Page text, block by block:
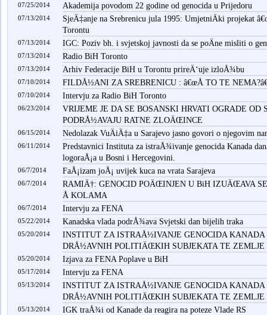
07/25/2014 Akademija povodom 22 godine od genocida u Prijedoru
07/13/2014
SjeÄ‡anje na Srebrenicu jula 1995: UmjetniÄki projekat
Torontu
07/13/2014 IGC: Poziv bh. i svjetskoj javnosti da se poÄne misliti o
07/13/2014 Radio BiH Toronto
07/13/2014 Arhiv Federacije BiH u Torontu prireÄ‘uje izloÅ¾bu
07/10/2014 FILDÅ½ANI ZA SREBRENICU : â€œÅ TO TE
07/10/2014 Intervju za Radio BiH Toronto
06/23/2014
VRIJEME JE DA SE BOSANSKI HRVATI OGRADE OD
PODRÅ½AVAJU RATNE ZLOÄŒINCE
06/15/2014 Nedolazak VuÄiÄ‡a u Sarajevo jasno govori o njegovim
06/11/2014
Predstavnici Instituta za istraÅ¾ivanje genocida Kanada
logoraÅ¡a u Bosni i Hercegovini.
06/7/2014 FaÅ¡izam joÅ¡ uvijek kuca na vrata Sarajeva
06/7/2014
RAMIÄ†: GENOCID POÄŒINJEN U BiH IZUÄŒAVA
Å KOLAMA
06/7/2014 Intervju za FENA
05/22/2014 Kanadska vlada podrÅ¾ava Svjetski dan bijelih traka
05/20/2014
INSTITUT ZA ISTRAÅ½IVANJE GENOCIDA
DRÅ½AVNIH POLITIÄŒKIH SUBJEKATA TE ZEMLJE
05/20/2014 Izjava za FENA Poplave u BiH
05/17/2014 Intervju za FENA
05/13/2014
INSTITUT ZA ISTRAÅ½IVANJE GENOCIDA
DRÅ½AVNIH POLITIÄŒKIH SUBJEKATA TE ZEMLJE
05/13/2014 IGK traÅ¾i od Kanade da reagira na poteze Vlade RS